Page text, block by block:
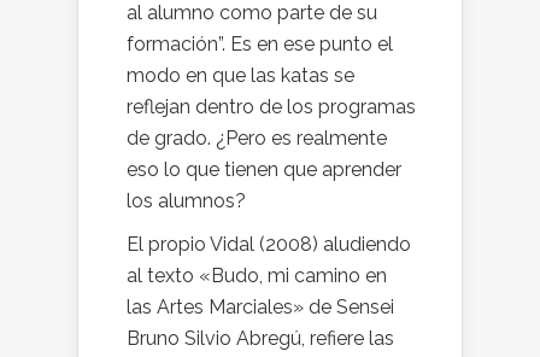
al alumno como parte de su
formación”. Es en ese punto el
modo en que las katas se
reflejan dentro de los programas
de grado. ¿Pero es realmente
eso lo que tienen que aprender
los alumnos?
El propio Vidal (2008) aludiendo
al texto «Budo, mi camino en
las Artes Marciales» de Sensei
Bruno Silvio Abregú, refiere las